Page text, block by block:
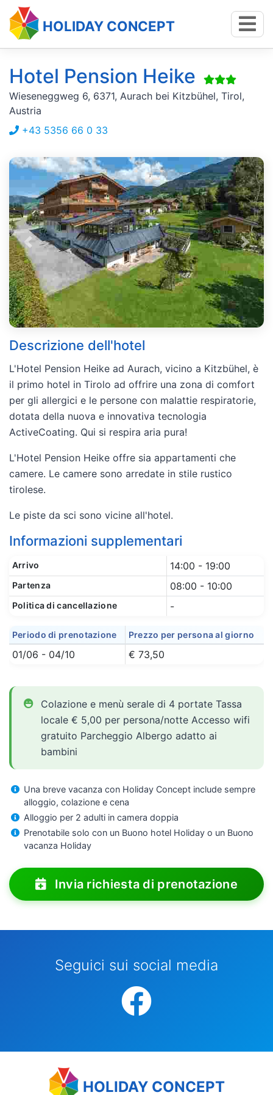
HOLIDAY CONCEPT
Hotel Pension Heike
Wieseneggweg 6, 6371, Aurach bei Kitzbühel, Tirol,
Austria
+43 5356 66 0 33
Descrizione dell'hotel
L'Hotel Pension Heike ad Aurach, vicino a Kitzbühel, è
il primo hotel in Tirolo ad offrire una zona di comfort
per gli allergici e le persone con malattie respiratorie,
dotata della nuova e innovativa tecnologia
ActiveCoating. Qui si respira aria pura!
L'Hotel Pension Heike offre sia appartamenti che
camere. Le camere sono arredate in stile rustico
tirolese.
Le piste da sci sono vicine all'hotel.
Informazioni supplementari
Arrivo 14:00 - 19:00
Partenza 08:00 - 10:00
Politica di cancellazione -
Periodo di prenotazione Prezzo per persona al giorno
01/06 - 04/10 € 73,50
Colazione e menù serale di 4 portate Tassa
locale € 5,00 per persona/notte Accesso wifi
gratuito Parcheggio Albergo adatto ai
bambini
Una breve vacanza con Holiday Concept include sempre
alloggio, colazione e cena
Alloggio per 2 adulti in camera doppia
Prenotabile solo con un Buono hotel Holiday o un Buono
vacanza Holiday
Invia richiesta di prenotazione
Seguici sui social media
HOLIDAY CONCEPT